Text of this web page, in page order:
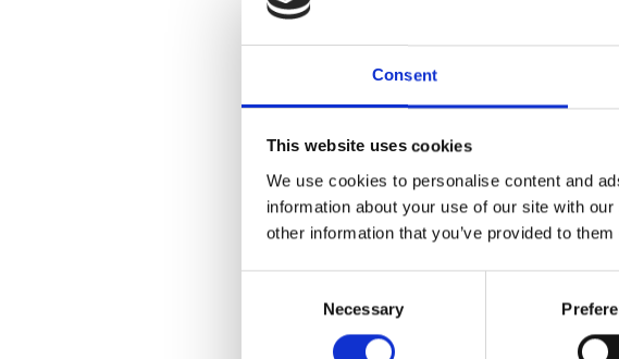
Consent
This website uses cookies
We use cookies to personalise content and
information about your use of our site with
other information that you’ve provided to
Necessary
dels empleats?
UnExperiència digital dels
per al vostre lloc de treball
Ofereix als líders de TI una
amb la seva tecnologia iels
cada dispositiu i aplicació.